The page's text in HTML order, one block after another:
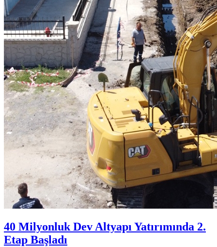
40 Milyonluk Dev Altyapı Yatırımında 2.
Etap Başladı